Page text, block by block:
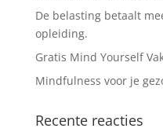
De belasting betaalt
opleiding.
Gratis Mind Yourself
Mindfulness voor je
Recente reacties